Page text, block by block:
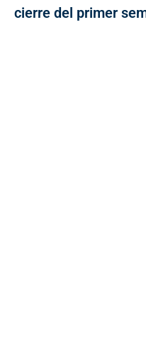
cierre del primer